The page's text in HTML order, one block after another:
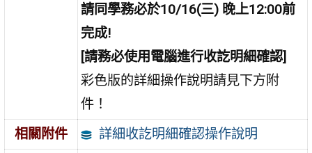
請同學務必於10/16(三) 晚上12:00前
完成!
[請務必使用電腦進行收訖明細確認]
彩色版的詳細操作說明請見下方附
件！
相關附件
詳細收訖明細確認操作說明